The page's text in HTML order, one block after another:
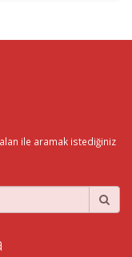
ile aramak istediğiniz